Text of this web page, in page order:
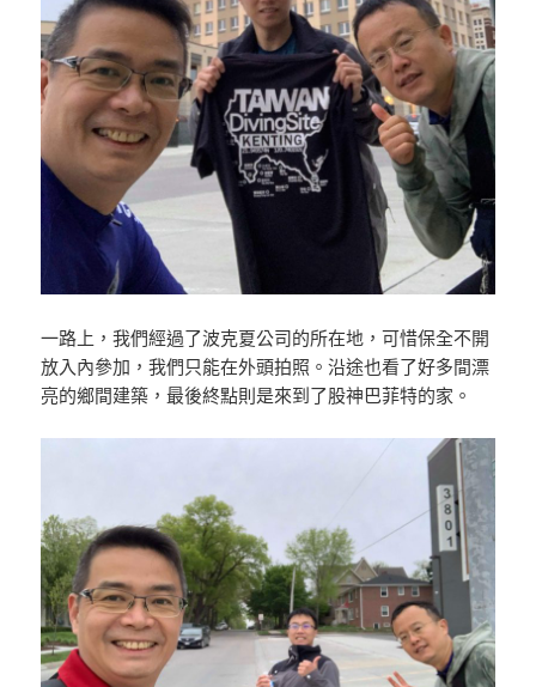
一路上，我們經過了波克夏公司的所在地，可惜保全不開
放入內參加，我們只能在外頭拍照。沿途也看了好多間漂
亮的鄉間建築，最後終點則是來到了股神巴菲特的家。